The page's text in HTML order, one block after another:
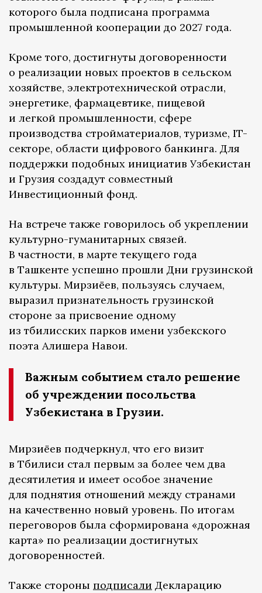
которого была подписана программа
промышленной кооперации до 2027 года.
Кроме того, достигнуты договоренности
о реализации новых проектов в сельском
хозяйстве, электротехнической отрасли,
энергетике, фармацевтике, пищевой
и легкой промышленности, сфере
производства стройматериалов, туризме, IT-
секторе, области цифрового банкинга. Для
поддержки подобных инициатив Узбекистан
и Грузия создадут совместный
Инвестиционный фонд.
На встрече также говорилось об укреплении
культурно-гуманитарных связей.
В частности, в марте текущего года
в Ташкенте успешно прошли Дни грузинской
культуры. Мирзиёев, пользуясь случаем,
выразил признательность грузинской
стороне за присвоение одному
из тбилисских парков имени узбекского
поэта Алишера Навои.
Важным событием стало решение
об учреждении посольства
Узбекистана в Грузии.
Мирзиёев подчеркнул, что его визит
в Тбилиси стал первым за более чем два
десятилетия и имеет особое значение
для поднятия отношений между странами
на качественно новый уровень. По итогам
переговоров была сформирована «дорожная
карта» по реализации достигнутых
договоренностей.
Также стороны подписали Декларацию